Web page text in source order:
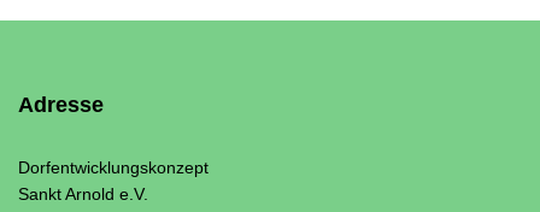
Adresse
Dorfentwicklungskonzept
Sankt Arnold e.V.